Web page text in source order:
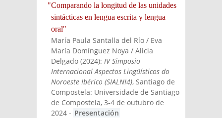
"Comparando la longitud de las unidades
sintácticas en lengua escrita y lengua
oral"
María Paula Santalla del Río / Eva
María Domínguez Noya / Alicia
Delgado (2024):IV Simposio
Internacional Aspectos Lingüísticos do
Noroeste Ibérico (SIALNI4), Santiago de
Compostela: Universidade de Santiago
de Compostela, 3-4 de outubro de
2024 - Presentación